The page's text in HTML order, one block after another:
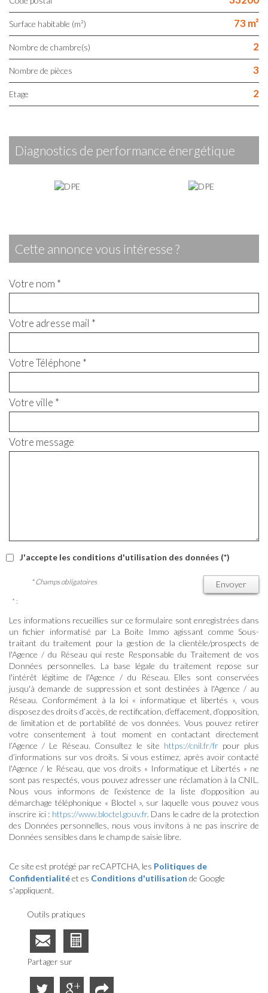
Surface habitable (m²) 73 m²
Nombre de chambre(s) 2
Nombre de pièces 3
Etage 2
diagnostics de performance énergétique
cette annonce vous intéresse ?
Votre nom *
Votre adresse mail *
Votre Téléphone *
Votre ville *
Votre message
J'accepte les conditions d'utilisation des données (*)
Envoyer
* Champs obligatoires
* :
Les informations recueillies sur ce formulaire sont enregistrées dans
un fichier informatisé par La Boite Immo agissant comme Sous-
traitant du traitement pour la gestion de la clientèle/prospects de
l'Agence / du Réseau qui reste Responsable du Traitement de vos
Données personnelles. La base légale du traitement repose sur
l'intérêt légitime de l'Agence / du Réseau. Elles sont conservées
jusqu'à demande de suppression et sont destinées à l'Agence / au
Réseau. Conformément à la loi « informatique et libertés », vous
disposez des droits d’accès, de rectification, d’effacement, d’opposition,
de limitation et de portabilité de vos données. Vous pouvez retirer
votre consentement à tout moment en contactant directement
l’Agence / Le Réseau. Consultez le site https://cnil.fr/frpour plus
d’informations sur vos droits. Si vous estimez, après avoir contacté
l'Agence / le Réseau, que vos droits « Informatique et Libertés » ne
sont pas respectés, vous pouvez adresser une réclamation à la CNIL.
Nous vous informons de l’existence de la liste d'opposition au
démarchage téléphonique « Bloctel », sur laquelle vous pouvez vous
inscrire ici : https://www.bloctel.gouv.fr. Dans le cadre de la protection
des Données personnelles, nous vous invitons à ne pas inscrire de
Données sensibles dans le champ de saisie libre.
Ce site est protégé par reCAPTCHA, les Politiques de
Confidentialitéet es Conditions d'utilisation de Google
s'appliquent.
Outils pratiques
Partager sur